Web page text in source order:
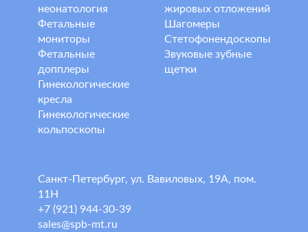
неонатология
Фетальные
мониторы
Фетальные
допплеры
Гинекологические
кресла
Гинекологические
кольпоскопы
жировых отложений
Шагомеры
Стетофонендоскопы
Звуковые зубные
щетки
Санкт-Петербург, ул. Вавиловых, 19А, пом.
11Н
+7 (921) 944-30-39
sales@spb-mt.ru